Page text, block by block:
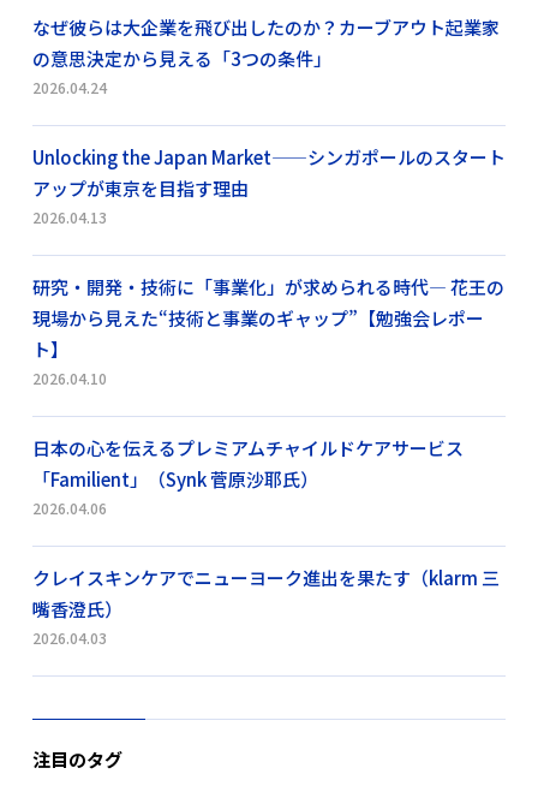
なぜ彼らは大企業を飛び出したのか？カーブアウト起業家
の意思決定から見える「3つの条件」
2026.04.24
Unlocking the Japan Market——シンガポールのスタート
アップが東京を目指す理由
2026.04.13
研究・開発・技術に「事業化」が求められる時代― 花王の
現場から見えた“技術と事業のギャップ”【勉強会レポー
ト】
2026.04.10
日本の心を伝えるプレミアムチャイルドケアサービス
「Familient」（Synk 菅原沙耶氏）
2026.04.06
クレイスキンケアでニューヨーク進出を果たす（klarm 三
嘴香澄氏）
2026.04.03
注目のタグ